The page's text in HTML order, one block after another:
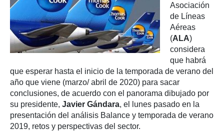
Asociación
de Líneas
Aéreas
(ALA)
considera
que habrá
que esperar hasta el inicio de la temporada de verano del
año que viene (marzo/ abril de 2020) para sacar
conclusiones, de acuerdo con el panorama dibujado por
su presidente, Javier Gándara, el lunes pasado en la
presentación del análisis Balance y temporada de verano
2019, retos y perspectivas del sector.